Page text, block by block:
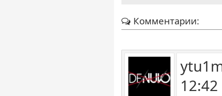
Комментарии: